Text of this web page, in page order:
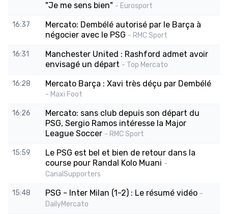
"Je me sens bien" - Eurosport
16:37
Mercato: Dembélé autorisé par le Barça à
négocier avec le PSG - RMC Sport
16:31
Manchester United : Rashford admet avoir
envisagé un départ - Top Mercato
16:28 Mercato Barça : Xavi très déçu par Dembélé
- Maxi Foot
16:26
Mercato: sans club depuis son départ du
PSG, Sergio Ramos intéresse la Major
League Soccer - RMC Sport
15:59
Le PSG est bel et bien de retour dans la
course pour Randal Kolo Muani -
CanalSupporters
15:48 PSG - Inter Milan (1-2) : Le résumé vidéo -
DailyMercato